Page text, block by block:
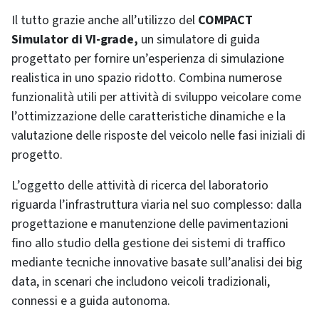
Il tutto grazie anche all’utilizzo del COMPACT
Simulator di VI-grade, un simulatore di guida
progettato per fornire un’esperienza di simulazione
realistica in uno spazio ridotto. Combina numerose
funzionalità utili per attività di sviluppo veicolare come
l’ottimizzazione delle caratteristiche dinamiche e la
valutazione delle risposte del veicolo nelle fasi iniziali di
progetto.
L’oggetto delle attività di ricerca del laboratorio
riguarda l’infrastruttura viaria nel suo complesso: dalla
progettazione e manutenzione delle pavimentazioni
fino allo studio della gestione dei sistemi di traffico
mediante tecniche innovative basate sull’analisi dei big
data, in scenari che includono veicoli tradizionali,
connessi e a guida autonoma.